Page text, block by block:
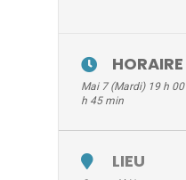
HORAIRE
Mai 7 (Mardi) 19 h
h 45 min
LIEU